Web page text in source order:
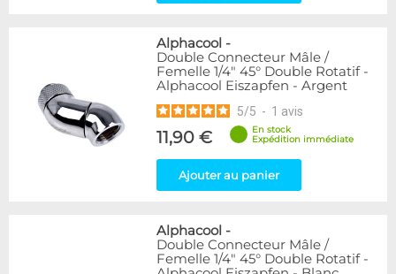
Alphacool -
Double Connecteur Mâle /
Femelle 1/4" 45° Double Rotatif -
Alphacool Eiszapfen - Argent
5/5 - 1 avis
11,90 €
En stock
Expédition immédiate
Ajouter au panier
Alphacool -
Double Connecteur Mâle /
Femelle 1/4" 45° Double Rotatif -